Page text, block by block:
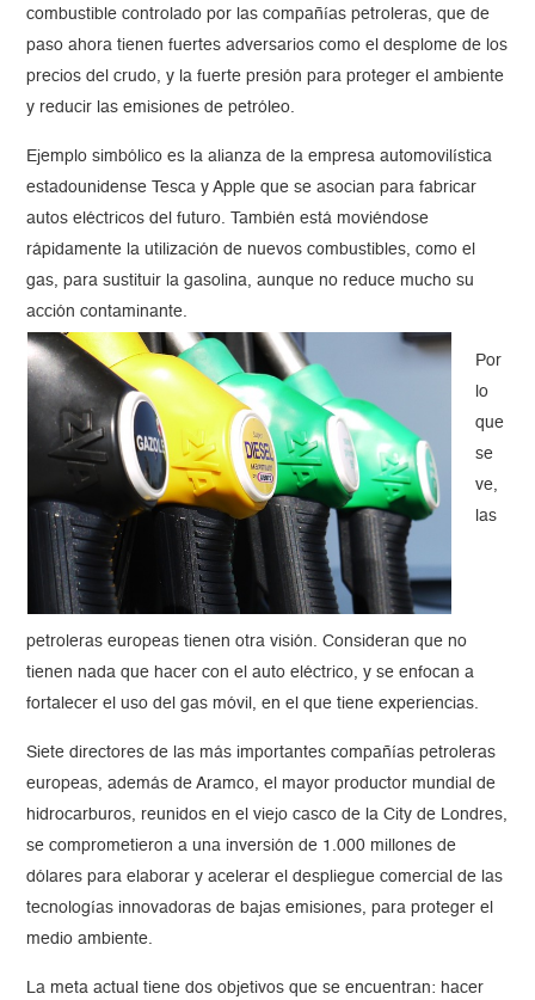
combustible controlado por las compañías petroleras, que de
paso ahora tienen fuertes adversarios como el desplome de los
precios del crudo, y la fuerte presión para proteger el ambiente
y reducir las emisiones de petróleo.
Ejemplo simbólico es la alianza de la empresa automovilística
estadounidense Tesca y Apple que se asocian para fabricar
autos eléctricos del futuro. También está moviéndose
rápidamente la utilización de nuevos combustibles, como el
gas, para sustituir la gasolina, aunque no reduce mucho su
acción contaminante.
Por
lo
que
se
ve,
las
petroleras europeas tienen otra visión. Consideran que no
tienen nada que hacer con el auto eléctrico, y se enfocan a
fortalecer el uso del gas móvil, en el que tiene experiencias.
Siete directores de las más importantes compañías petroleras
europeas, además de Aramco, el mayor productor mundial de
hidrocarburos, reunidos en el viejo casco de la City de Londres,
se comprometieron a una inversión de 1.000 millones de
dólares para elaborar y acelerar el despliegue comercial de las
tecnologías innovadoras de bajas emisiones, para proteger el
medio ambiente.
La meta actual tiene dos objetivos que se encuentran: hacer